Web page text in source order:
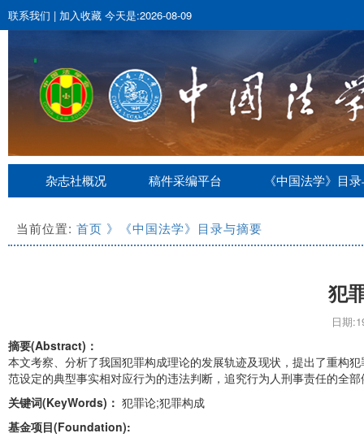
联系我们 | 加入收藏 今天是:2026-08-09
杂志社概况 稿件采编平台 《中国法学》目
当前位置: 首页 》《中国法学》目录与摘要
犯
日期
摘要(Abstract)：
本文考察、分析了我国犯罪构成理论的发展轨迹及现状，提出了重构
范设定的典型事实相对应行为的违法判断，追究行为人刑事责任的全
关键词(KeyWords)： 犯罪论;犯罪构成
基金项目(Foundation):